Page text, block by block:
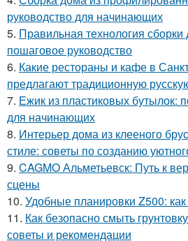
руководство для начинающих
5. Правильная технология сборки
пошаговое руководство
6. Какие рестораны и кафе в
предлагают традиционную
7. Ежик из пластиковых бутылок:
для начинающих
8. Интерьер дома из клееного
стиле: советы по созданию
9. CAGMO Альметьевск: Путь к
сцены
10. Удобные планировки Z500:
11. Как безопасно смыть
советы и рекомендации